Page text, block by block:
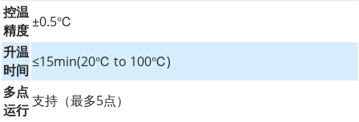
控温
精度 ±0.5℃
升温
时间 ≤15min(20℃ to 100℃)
多点
运行
支持（最多5点）